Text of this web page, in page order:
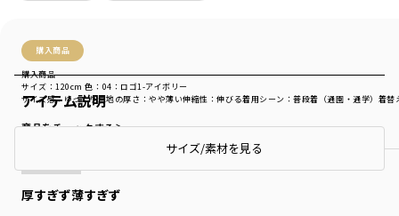
購入商品
購入商品
サイズ感：ゆったり生地の厚さ ：やや薄い伸縮性 ：伸びる着用シーン ：普段着（通園・通学） 着替
サイズ：120cm 色：04：ロゴ1-アイボリー
商品をチェックする＞
厚すぎず薄すぎず
アイテム説明
サイズ/素材を見る